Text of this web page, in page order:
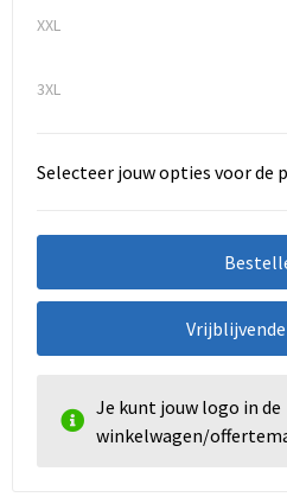
XXL
3XL
Selecteer jouw opties voor de
Je kunt jouw logo in de
winkelwagen/